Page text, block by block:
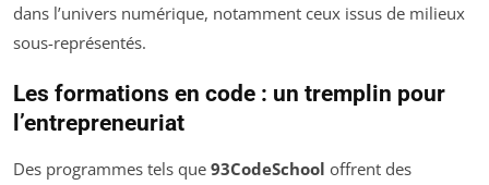
dans l’univers numérique, notamment ceux issus de milieux
sous-représentés.
Les formations en code : un tremplin pour
l’entrepreneuriat
Des programmes tels que 93CodeSchool offrent des